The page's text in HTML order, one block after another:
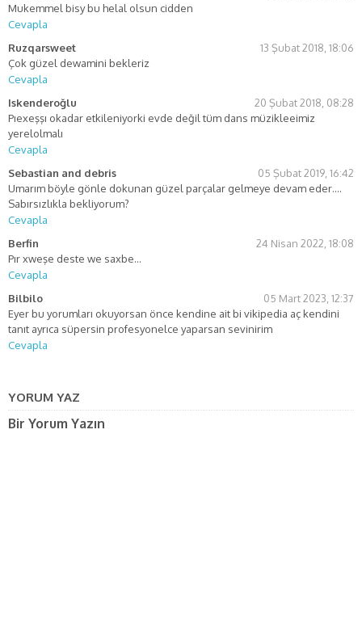
Mukemmel bisy bu helal olsun cidden
Cevapla
Ruzqarsweet
13 Şubat 2018, 18:06
Çok güzel dewamini bekleriz
Cevapla
Iskenderoğlu
20 Şubat 2018, 08:28
Pıexeşşı okadar etkileniyorki evde değil tüm dans müzikleeimiz
yerelolmalı
Cevapla
Sebastian and debris
05 Şubat 2019, 16:42
Umarım böyle gönle dokunan güzel parçalar gelmeye devam eder….
Sabırsızlıkla bekliyorum?
Cevapla
Berfin
24 Nisan 2022, 18:08
Pır xweşe deste we saxbe…
Cevapla
Bilbilo
05 Mart 2023, 12:37
Eyer bu yorumları okuyorsan önce kendine ait bi vikipedia aç kendini
tanıt ayrıca süpersin profesyonelce yaparsan sevinirim
Cevapla
YORUM YAZ
Bir Yorum Yazın